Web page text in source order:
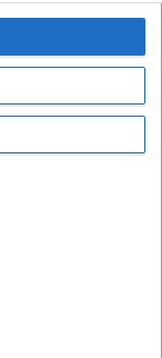
sulla privacy e
commerciali